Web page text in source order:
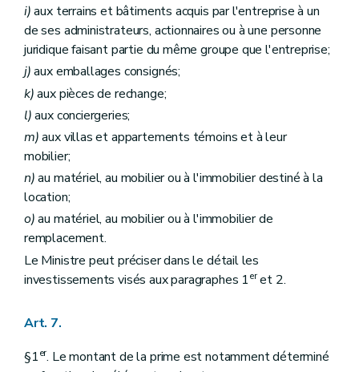
i)aux terrains et bâtiments acquis par l'entreprise à un
de ses administrateurs, actionnaires ou à une personne
juridique faisant partie du même groupe que l'entreprise;
j)aux emballages consignés;
k)aux pièces de rechange;
l)aux conciergeries;
m)aux villas et appartements témoins et à leur
mobilier;
n)au matériel, au mobilier ou à l'immobilier destiné à la
location;
o)au matériel, au mobilier ou à l'immobilier de
remplacement.
Le Ministre peut préciser dans le détail les
investissements visés aux paragraphes 1eret 2.
Art. 7.
§1er. Le montant de la prime est notamment déterminé